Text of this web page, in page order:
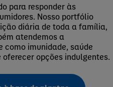
para responder às
Nosso portfólio
diária de toda a família,
atendemos a
como imunidade, saúde
opções indulgentes.